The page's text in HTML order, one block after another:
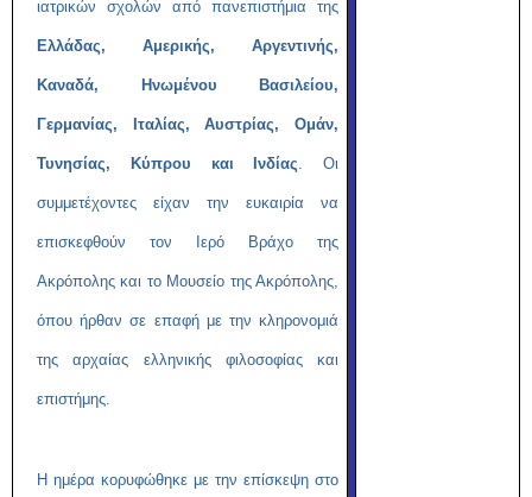
ιατρικών σχολών από πανεπιστήμια της
Ελλάδας, Αμερικής, Αργεντινής,
Καναδά, Ηνωμένου Βασιλείου,
Γερμανίας, Ιταλίας, Αυστρίας, Ομάν,
Τυνησίας, Κύπρου και Ινδίας. Οι
συμμετέχοντες είχαν την ευκαιρία να
επισκεφθούν τον Ιερό Βράχο της
Ακρόπολης και το Μουσείο της Ακρόπολης,
όπου ήρθαν σε επαφή με την κληρονομιά
της αρχαίας ελληνικής φιλοσοφίας και
επιστήμης.
Η ημέρα κορυφώθηκε με την επίσκεψη στο